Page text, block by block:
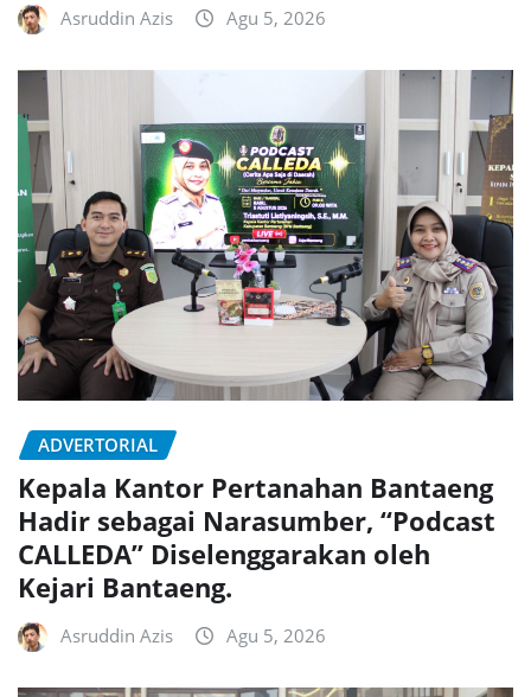
Asruddin Azis Agu 5, 2026
ADVERTORIAL
Kepala Kantor Pertanahan Bantaeng
Hadir sebagai Narasumber, “Podcast
CALLEDA” Diselenggarakan oleh
Kejari Bantaeng.
Asruddin Azis Agu 5, 2026